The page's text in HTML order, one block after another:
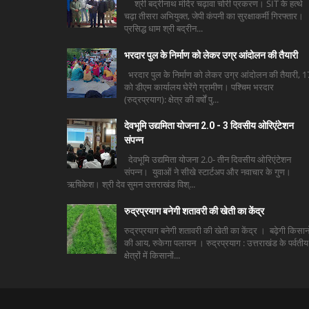
श्री बद्रीनाथ मंदिर चढ़ावा चोरी प्रकरण। SIT के हत्थे
चढ़ा तीसरा अभियुक्त, जेपी कंपनी का सुरक्षाकर्मी गिरफ्तार।
प्रसिद्ध धाम श्री बद्रीन...
भरदार पुल के निर्माण को लेकर उग्र आंदोलन की तैयारी
भरदार पुल के निर्माण को लेकर उग्र आंदोलन की तैयारी,
को डीएम कार्यालय घेरेंगे ग्रामीण। पश्चिम भरदार
(रुद्रप्रयाग): क्षेत्र की वर्षों पु...
देवभूमि उद्यमिता योजना 2.0 - 3 दिवसीय ओरिएंटेशन
संपन्न
देवभूमि उद्यमिता योजना 2.0- तीन दिवसीय ओरिएंटेशन
संपन्न। युवाओं ने सीखे स्टार्टअप और नवाचार के गुण।
ऋषिकेश। श्री देव सुमन उत्तराखंड विश्...
रुद्रप्रयाग बनेगी शतावरी की खेती का केंद्र
रुद्रप्रयाग बनेगी शतावरी की खेती का केंद्र । बढ़ेगी
की आय, रुकेगा पलायन । रुद्रप्रयाग : उत्तराखंड के पर्वतीय
क्षेत्रों में किसानों...